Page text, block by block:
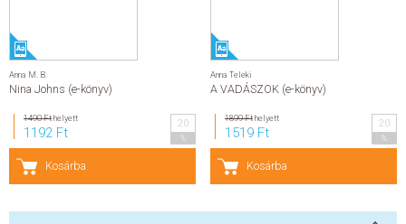
Anna M. B.
Nina Johns (e-könyv)
1490 Fthelyett
1192 Ft
20
Kosárba
Anna Teleki
A VADÁSZOK (e-könyv)
1899 Fthelyett
1519 Ft
20
Kosárba